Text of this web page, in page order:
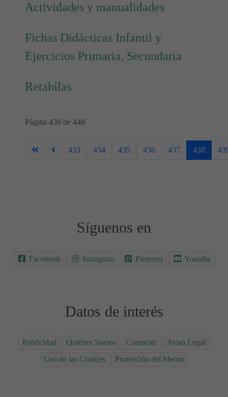
Actividades y manualidades
Fichas Didácticas Infantil y
Ejercicios Primaria, Secundaria
Retahílas
Página 438 de 448
433 434 435 436 437 438
Síguenos en
Facebook Instagram Pinterest Youtube
Datos de interés
Publicidad Quiénes Somos Contactar
Aviso Legal
Uso de las Cookies
Protección del Menor